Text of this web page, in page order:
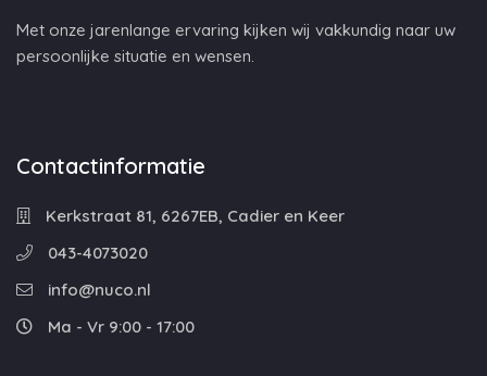
Met onze jarenlange ervaring kijken wij vakkundig naar uw
persoonlijke situatie en wensen.
Contactinformatie
Kerkstraat 81, 6267EB, Cadier en Keer
043-4073020
info@nuco.nl
Ma - Vr 9:00 - 17:00